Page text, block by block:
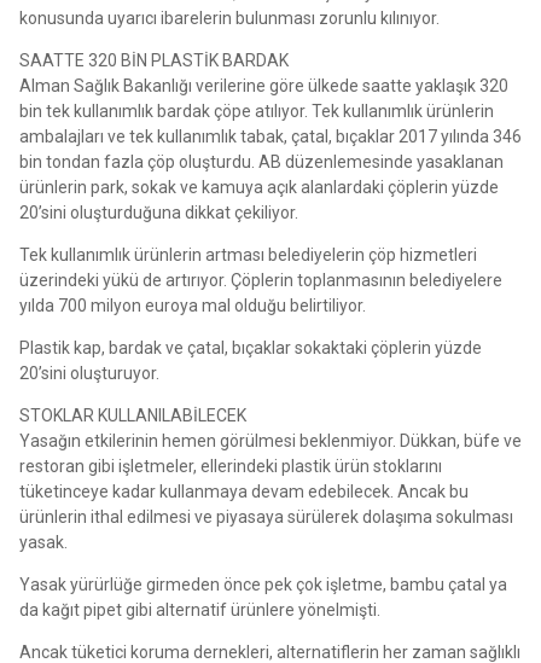
konusunda uyarıcı ibarelerin bulunması zorunlu kılınıyor.
SAATTE 320 BİN PLASTİK BARDAK
Alman Sağlık Bakanlığı verilerine göre ülkede saatte yaklaşık 320
bin tek kullanımlık bardak çöpe atılıyor. Tek kullanımlık ürünlerin
ambalajları ve tek kullanımlık tabak, çatal, bıçaklar 2017 yılında 346
bin tondan fazla çöp oluşturdu. AB düzenlemesinde yasaklanan
ürünlerin park, sokak ve kamuya açık alanlardaki çöplerin yüzde
20’sini oluşturduğuna dikkat çekiliyor.
Tek kullanımlık ürünlerin artması belediyelerin çöp hizmetleri
üzerindeki yükü de artırıyor. Çöplerin toplanmasının belediyelere
yılda 700 milyon euroya mal olduğu belirtiliyor.
Plastik kap, bardak ve çatal, bıçaklar sokaktaki çöplerin yüzde
20’sini oluşturuyor.
STOKLAR KULLANILABİLECEK
Yasağın etkilerinin hemen görülmesi beklenmiyor. Dükkan, büfe ve
restoran gibi işletmeler, ellerindeki plastik ürün stoklarını
tüketinceye kadar kullanmaya devam edebilecek. Ancak bu
ürünlerin ithal edilmesi ve piyasaya sürülerek dolaşıma sokulması
yasak.
Yasak yürürlüğe girmeden önce pek çok işletme, bambu çatal ya
da kağıt pipet gibi alternatif ürünlere yönelmişti.
Ancak tüketici koruma dernekleri, alternatiflerin her zaman sağlıklı